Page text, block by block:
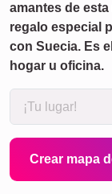
amantes de
regalo especial
con Suecia. Es
hogar u oficina.
Crear mapa